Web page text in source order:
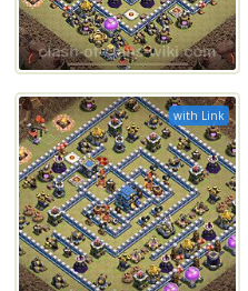
with Link